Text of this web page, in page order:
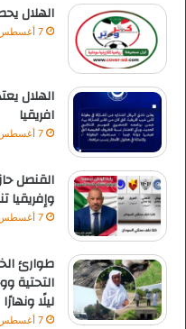
الهلال
7 أغسطس، 2026
الهلال
افريقيا
7 أغسطس، 2026
القنصل
وإفريقيا
7 أغسطس، 2026
طوارئ
التحتية
ليلًا
7 أغسطس، 2026